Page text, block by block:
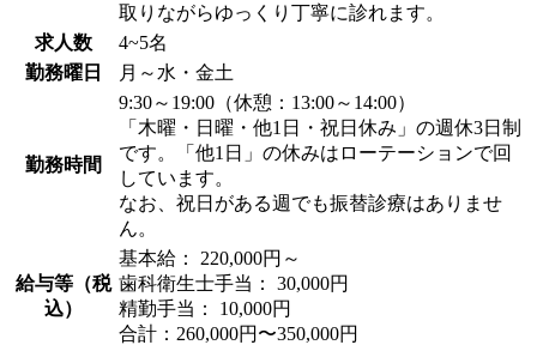
取りながらゆっくり丁寧に診れます。
求人数
4~5名
勤務曜日
月～水・金土
勤務時間
9:30～19:00（休憩：13:00～14:00）
「木曜・日曜・他1日・祝日休み」の週休3日制
です。「他1日」の休みはローテーションで回
しています。
なお、祝日がある週でも振替診療はありませ
ん。
給与等（税
込）
基本給： 220,000円～
歯科衛生士手当： 30,000円
精勤手当： 10,000円
合計：260,000円〜350,000円